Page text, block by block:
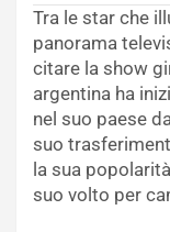
Tra le star che
panorama
citare la show
argentina ha
nel suo paese
suo
la sua
suo volto per